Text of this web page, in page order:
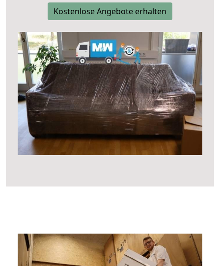
Kostenlose Angebote erhalten